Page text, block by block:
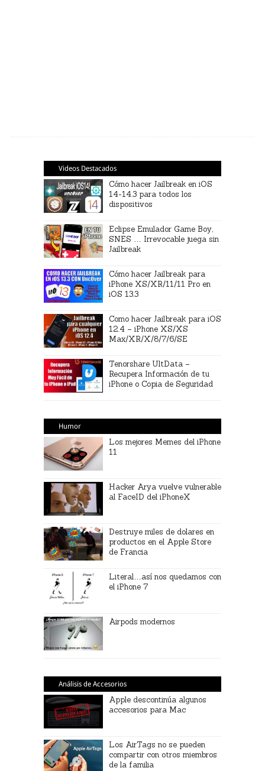
Videos Destacados
Cómo hacer Jailbreak en iOS
14-14.3 para todos los
dispositivos
Eclipse Emulador Game Boy,
SNES … Irrevocable juega sin
Jailbreak
Cómo hacer Jailbreak para
iPhone XS/XR/11/11 Pro en
iOS 13.3
Como hacer Jailbreak para iOS
12.4 – iPhone XS/XS
Max/XR/X/8/7/6/SE
Tenorshare UltData –
Recupera Información de tu
iPhone o Copia de Seguridad
Humor
Los mejores Memes del iPhone
11
Hacker Arya vuelve vulnerable
al FaceID del iPhoneX
Destruye miles de dolares en
productos en el Apple Store
de Francia
Literal…así nos quedamos con
el iPhone 7
Airpods modernos
Análisis de Accesorios
Apple descontinúa algunos
accesorios para Mac
Los AirTags no se pueden
compartir con otros miembros
de la familia